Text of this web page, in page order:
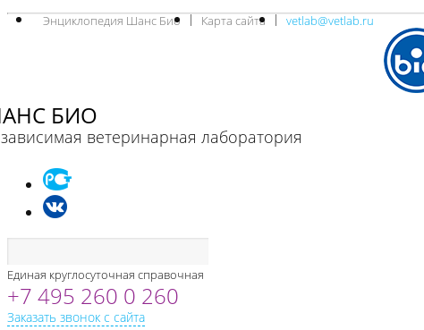
Энциклопедия Шанс Био Карта сайта vetlab@vetlab.ru
БИО
ветеринарная лаборатория
Единая круглосуточная справочная
+7 495 260 0 260
Заказать звонок с сайта